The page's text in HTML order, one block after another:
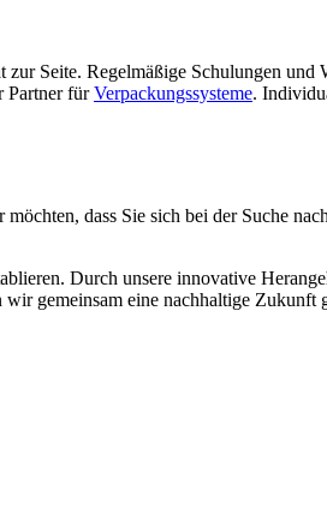
Seite. Regelmäßige Schulungen
Partner fürVerpackungssysteme.
dass Sie sich bei der Suche
Durch unsere innovative
gemeinsam eine nachhaltige Zukunft